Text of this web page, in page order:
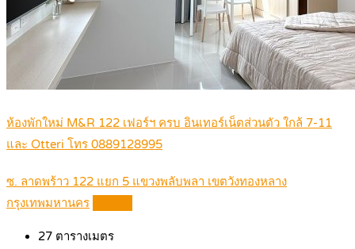
ห้องพักใหม่ M&R 122 เฟอร์ฯ ครบ อินเทอร์เน็ตส่วนตัว ใกล้ 7-11
และ Otteri โทร 0889128995
ซ. ลาดพร้าว 122 แยก 5 แขวงพลับพลา เขตวังทองหลาง
กรุงเทพมหานคร
27 ตารางเมตร